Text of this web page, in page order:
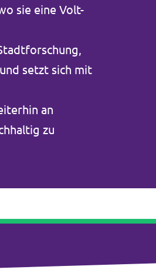
sie eine Volt-
setzt sich mit
an
zu